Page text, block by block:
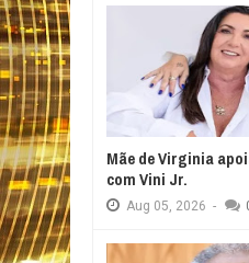
Mãe de Virginia
com Vini Jr.
Aug 05, 2026 -